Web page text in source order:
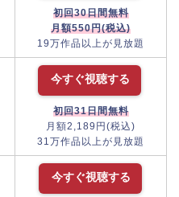
初回30日間無料
月額550円(税込)
19万作品以上が見放題
今すぐ視聴する
初回31日間無料
月額2,189円(税込)
31万作品以上が見放題
今すぐ視聴する